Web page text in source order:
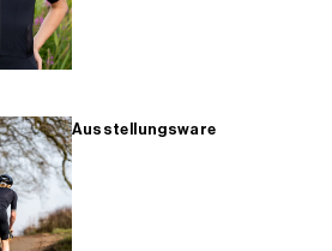
Ausstellungsware